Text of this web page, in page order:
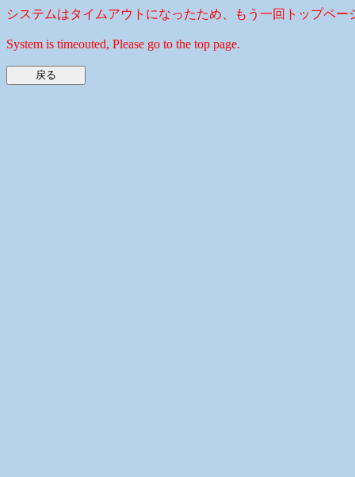
システムはタイムアウトになったため、もう一回トップペー
System is timeouted, Please go to the top page.